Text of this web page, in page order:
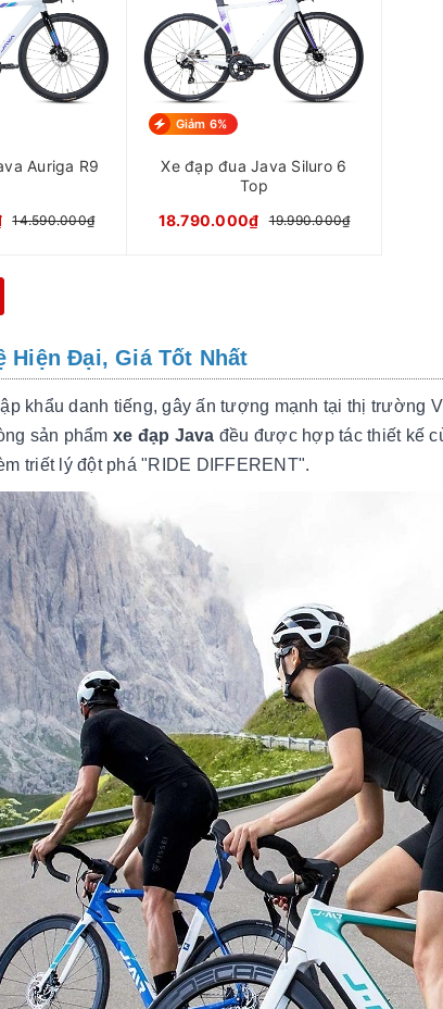
Auriga R9
14.590.000₫
Giảm 6%
Xe đạp đua Java Siluro 6
Top
18.790.000₫
19.990.000₫
Hiện Đại, Giá Tốt Nhất
khẩu danh tiếng, gây ấn tượng mạnh tại thị trường
sản phẩm xe đạp Java đều được hợp tác thiết kế
triết lý đột phá "RIDE DIFFERENT".